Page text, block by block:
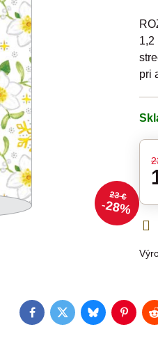
23 €
28%
1,2
pri
FacebookTwitterBluesky